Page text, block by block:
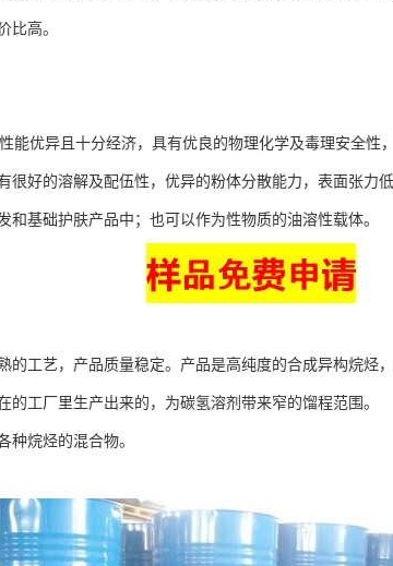
比高。
优异且十分经济，具有优良的物理化学及毒理安全性
很好的溶解及配伍性，优异的粉体分散能力，表面张力
和基础护肤产品中；也可以作为性物质的油溶性载体。
的工艺，产品质量稳定。产品是高纯度的合成异构烷烃
的工厂里生产出来的，为碳氢溶剂带来窄的馏程范围。
种烷烃的混合物。